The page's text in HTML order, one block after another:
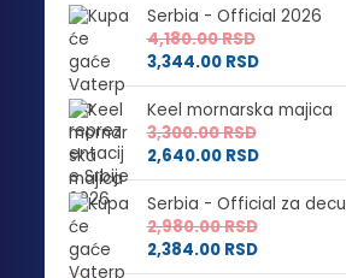
Serbia - Official 2026
4,180.00RSD
3,344.00 RSD
Keel mornarska majica
3,300.00RSD
2,640.00 RSD
Serbia - Official za decu
2,980.00RSD
2,384.00 RSD